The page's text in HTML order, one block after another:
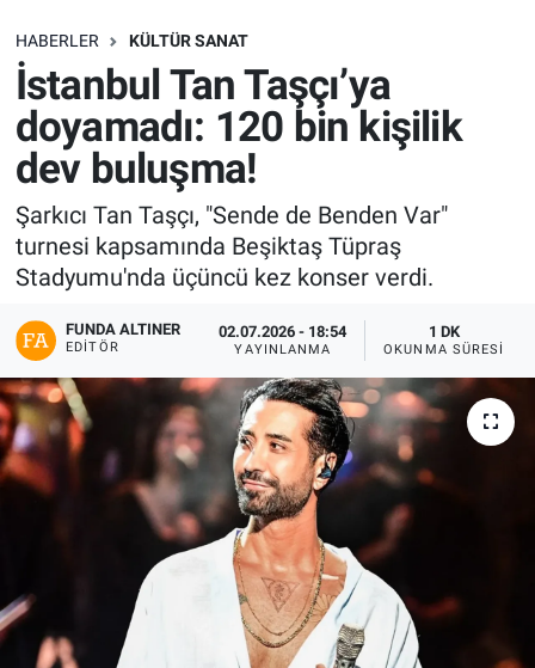
HABERLER KÜLTÜR SANAT
İstanbul Tan Taşçı’ya
doyamadı: 120 bin kişilik
dev buluşma!
Şarkıcı Tan Taşçı, "Sende de Benden Var"
turnesi kapsamında Beşiktaş Tüpraş
Stadyumu'nda üçüncü kez konser verdi.
FUNDA ALTINER
EDITÖR
02.07.2026 - 18:54
YAYINLANMA
1 DK
OKUNMA SÜRESI
SAĞLIK
EKONOMİ
EĞİTİM
ÖZEL HABER
Keşfet
ASTROLOJİ
MANŞET
RESMİ İLANLAR
Bize ulaşın
İletişim/Künye